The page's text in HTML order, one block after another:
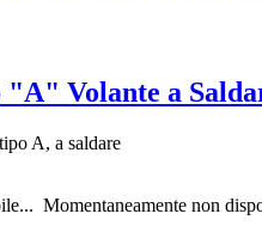
"A" Volante a
A, a saldare
Momentaneamente non